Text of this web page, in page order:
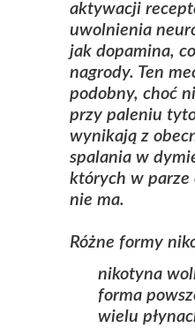
aktywacji
uwolnienia
jak dopamina,
nagrody. Ten
podobny, choć
przy paleniu
wynikają z
spalania w
których w parze
nie ma.
Różne formy
nikotyna
forma
wielu